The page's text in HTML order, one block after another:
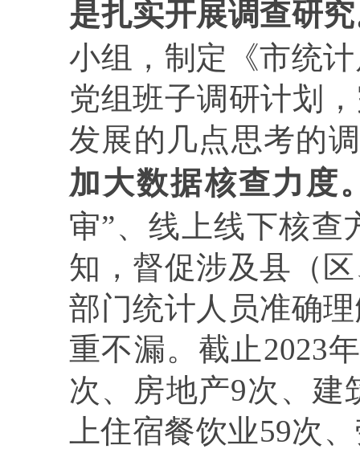
是扎实开展调查研
小组，制定《市统
党组班子调研计划
发展的几点思考的
加大数据核查力度
审”、线上线下核查
知，督促涉及县 （
部门统计人员准确
重不漏。截止2023
次、房地产9次、建
上住宿餐饮业59次